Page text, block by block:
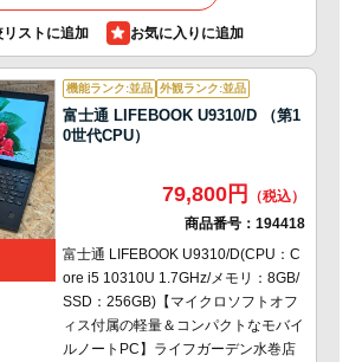
リストに追加
機能ランク:並品 外観ランク:並品
富士通 LIFEBOOK U9310/D （第1
0世代CPU）
79,800円
商品番号： 194418
富士通 LIFEBOOK U9310/D(CPU：C
ore i5 10310U 1.7GHz/メモリ：8GB/
SSD：256GB)【マイクロソフトオフ
ィス付属の軽量＆コンパクトなモバイ
ルノートPC】ライフガーデン水巻店